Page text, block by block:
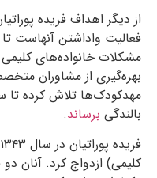
از دیگر اهداف فریده
فعالیت واداشتن آنهاست تا
مشکلات خانواده‌های
بهره‌گیری از مشاوران
مهدکودک‌ها تلاش کرده تا
بالندگی برساند.
فریده پوراتیان در سال ۱۳۴۳
کلیمی) ازدواج کرد. آنان